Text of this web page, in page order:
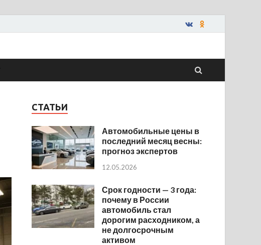
СТАТЬИ
Автомобильные цены в
последний месяц весны:
прогноз экспертов
12.05.2026
Срок годности — 3 года:
почему в России
автомобиль стал
дорогим расходником, а
не долгосрочным
активом